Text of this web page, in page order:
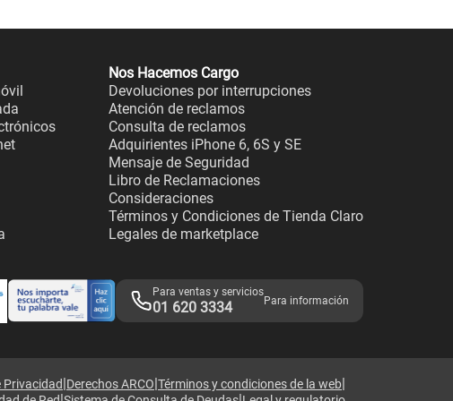
Nos Hacemos Cargo
Devoluciones por interrupciones
Atención de reclamos
Consulta de reclamos
Adquirientes iPhone 6, 6S y SE
Mensaje de Seguridad
Libro de Reclamaciones
Consideraciones
Términos y Condiciones de Tienda Claro
Legales de marketplace
Para ventas y servicios
01 620 3334 Para información
Privacidad|Derechos ARCO|Términos y condiciones de la web|